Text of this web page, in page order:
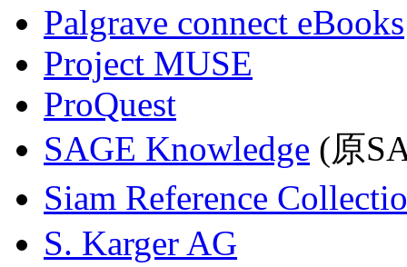
Palgrave connect eBooks
Project MUSE
ProQuest
SAGE Knowledge (原
Siam Reference
S. Karger AG